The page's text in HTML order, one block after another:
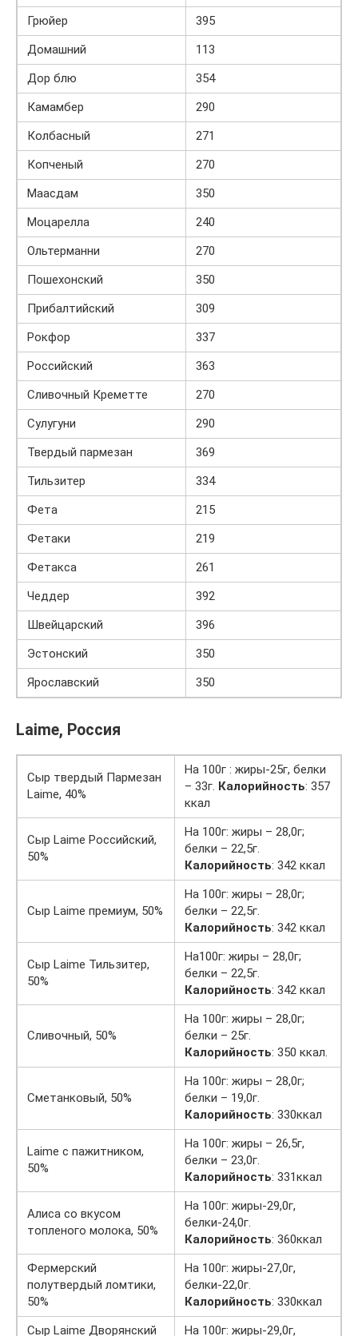
Грюйер
395
Домашний
113
Дор блю
354
Камамбер
290
Колбасный
271
Копченый
270
Маасдам
350
Моцарелла
240
Ольтерманни
270
Пошехонский
350
Прибалтийский
309
Рокфор
337
Российский
363
Сливочный Креметте
270
Сулугуни
290
Твердый пармезан
369
Тильзитер
334
Фета
215
Фетаки
219
Фетакса
261
Чеддер
392
Швейцарский
396
Эстонский
350
Ярославский
350
Laime, Россия
Сыр твердый Пармезан
Laime, 40%
На 100г : жиры-25г, белки
– 33г. Калорийность: 357
ккал
Сыр Laime Российский,
50%
На 100г: жиры – 28,0г;
белки – 22,5г.
Калорийность: 342 ккал
Сыр Laime премиум, 50%
На 100г: жиры – 28,0г;
белки – 22,5г.
Калорийность: 342 ккал
Сыр Laime Тильзитер,
50%
На100г: жиры – 28,0г;
белки – 22,5г.
Калорийность: 342 ккал
Сливочный, 50%
На 100г: жиры – 28,0г;
белки – 25г.
Калорийность: 350 ккал.
Сметанковый, 50%
На 100г: жиры – 28,0г;
белки – 19,0г.
Калорийность: 330ккал
Laime с пажитником,
50%
На 100г: жиры – 26,5г,
белки – 23,0г.
Калорийность: 331ккал
Алиса со вкусом
топленого молока, 50%
На 100г: жиры-29,0г,
белки-24,0г.
Калорийность: 360ккал
Фермерский
полутвердый ломтики,
50%
На 100г: жиры-27,0г,
белки-22,0г.
Калорийность: 330ккал
Сыр Laime Дворянский
На 100г: жиры-29,0г,